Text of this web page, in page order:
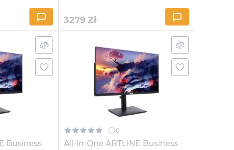
3279 Zł
Business
0
All-in-One ARTLINE Business